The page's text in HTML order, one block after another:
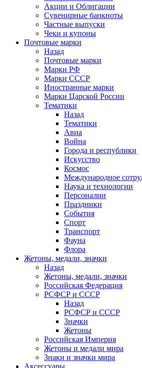
Акции и Облигации
Сувенирные банкноты
Частные выпуски
Чеки и купоны
Почтовые марки
Назад
Почтовые марки
Марки РФ
Марки СССР
Иностранные марки
Марки Царской России
Тематики
Назад
Тематики
Авиа
Война
Города и республики
Искусство
Космос
Международное
Наука и технологии
Персоналии
Праздники
События
Спорт
Транспорт
Фауна
Флора
Жетоны, медали, значки
Назад
Жетоны, медали, значки
Российская Федерация
РСФСР и СССР
Назад
РСФСР и СССР
Значки
Жетоны
Российская Империя
Жетоны и медали мира
Знаки и значки мира
Аксессуары